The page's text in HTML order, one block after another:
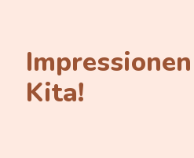
Kita!